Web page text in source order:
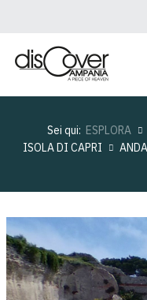
Sei qui: ESPLORA
ISOLA DI CAPRI